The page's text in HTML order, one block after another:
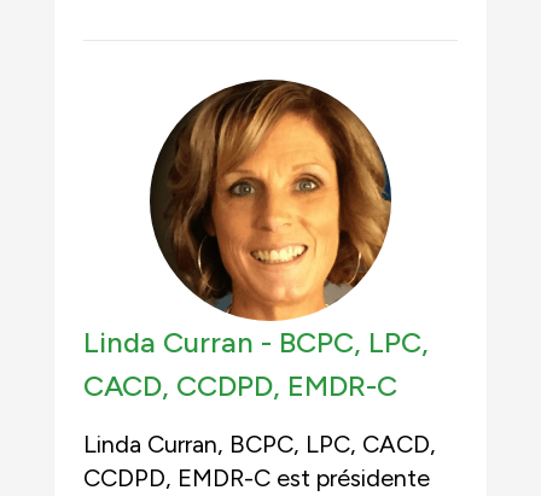
Linda Curran - BCPC, LPC,
CACD, CCDPD, EMDR-C
Linda Curran, BCPC, LPC, CACD,
CCDPD, EMDR-C est présidente